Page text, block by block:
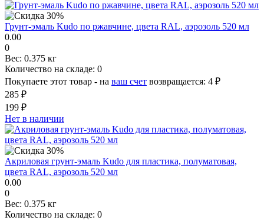
Грунт-эмаль Kudо по ржавчине, цвета RAL, аэрозоль 520 мл
0.00
0
Вес: 0.375 кг
Количество на складе: 0
Покупаете этот товар - на ваш счет возвращается: 4 ₽
285 ₽
199 ₽
Нет в наличии
Акриловая грунт-эмаль Kudo для пластика, полуматовая,
цвета RAL, аэрозоль 520 мл
0.00
0
Вес: 0.375 кг
Количество на складе: 0